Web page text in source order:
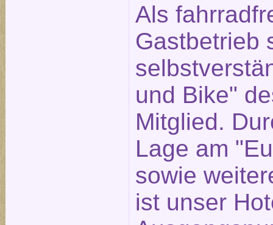
Als
Gastbetrieb
und Bike"
Mitglied.
Lage am
sowie
ist unser